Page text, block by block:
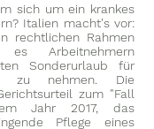
sich um ein krankes
Italien macht's vor:
rechtlichen Rahmen
Arbeitnehmern
Sonderurlaub für
zu nehmen. Die
zum "Fall
Jahr 2017, das
Pflege eines